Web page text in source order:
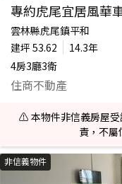
雲林縣虎尾鎮平和
建坪 53.62
14.3年
4房3廳3衛
住商不動產
⚠️ 本物件非信義房屋受
責，不屬
非信義物件